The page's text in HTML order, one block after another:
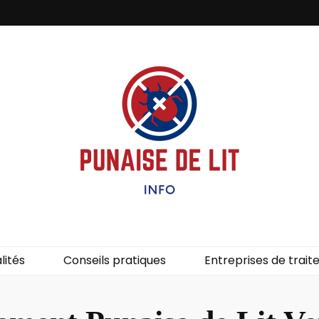
Conseils pratiques Entreprises de